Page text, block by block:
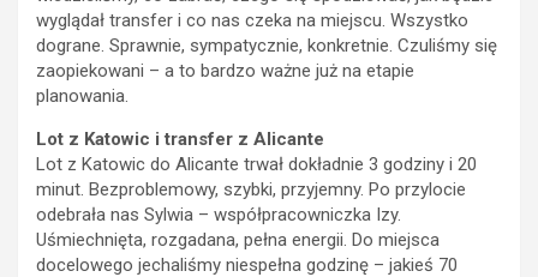
wyglądał transfer i co nas czeka na miejscu. Wszystko
dograne. Sprawnie, sympatycznie, konkretnie. Czuliśmy się
zaopiekowani – a to bardzo ważne już na etapie
planowania.
Lot z Katowic i transfer z Alicante
Lot z Katowic do Alicante trwał dokładnie 3 godziny i 20
minut. Bezproblemowy, szybki, przyjemny. Po przylocie
odebrała nas Sylwia – współpracowniczka Izy.
Uśmiechnięta, rozgadana, pełna energii. Do miejsca
docelowego jechaliśmy niespełna godzinę – jakieś 70